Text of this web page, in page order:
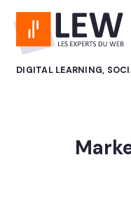
DIGITAL LEARNING,